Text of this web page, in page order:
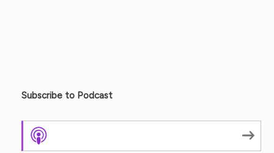
Subscribe to Podcast